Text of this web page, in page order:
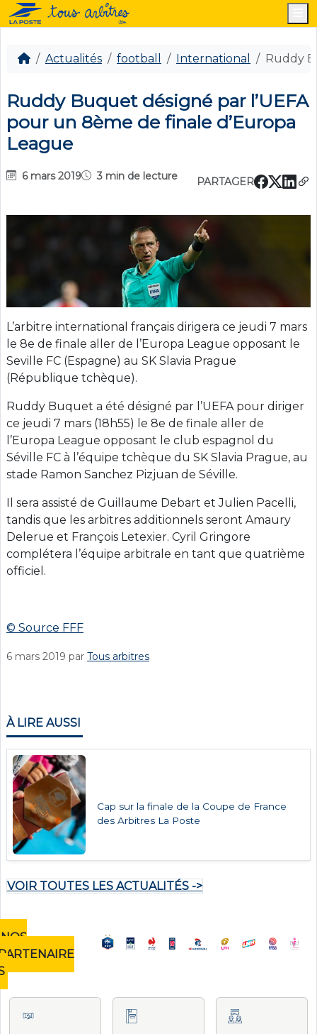
Actualités football International Ruddy
Ruddy Buquet désigné par l’UEFA
pour un 8ème de finale d’Europa
League
6 mars 2019 3 min de lecture PARTAGER
L’arbitre international français dirigera ce jeudi 7 mars
le 8e de finale aller de l’Europa League opposant le
Seville FC (Espagne) au SK Slavia Prague
(République tchèque).
Ruddy Buquet a été désigné par l’UEFA pour diriger
ce jeudi 7 mars (18h55) le 8e de finale aller de
l’Europa League opposant le club espagnol du
Séville FC à l’équipe tchèque du SK Slavia Prague, au
stade Ramon Sanchez Pizjuan de Séville.
Il sera assisté de Guillaume Debart et Julien Pacelli,
tandis que les arbitres additionnels seront Amaury
Delerue et François Letexier. Cyril Gringore
complétera l’équipe arbitrale en tant que quatrième
officiel.
© Source FFF
6 mars 2019 par Tous arbitres
À LIRE AUSSI
Cap sur la finale de la Coupe de France
des Arbitres La Poste
VOIR TOUTES LES ACTUALITÉS ->
NOS